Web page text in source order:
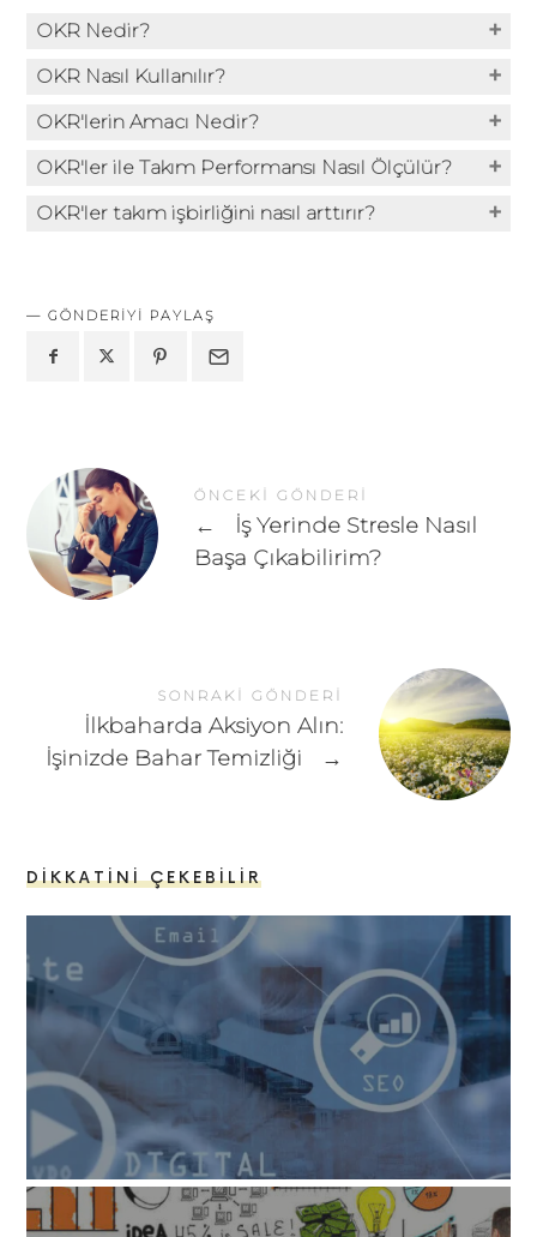
OKR Nedir?
OKR Nasıl Kullanılır?
OKR'lerin Amacı Nedir?
OKR'ler ile Takım Performansı Nasıl Ölçülür?
OKR'ler takım işbirliğini nasıl arttırır?
GÖNDERIYI PAYLAŞ
ÖNCEKI GÖNDERI
←
İş Yerinde Stresle Nasıl
Başa Çıkabilirim?
SONRAKI GÖNDERI
İlkbaharda Aksiyon Alın:
İşinizde Bahar Temizliği
→
DIKKATINI ÇEKEBILIR